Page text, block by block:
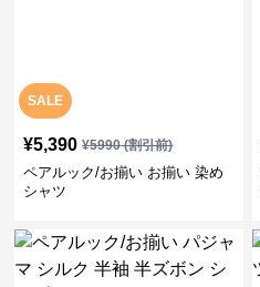
SALE
¥5,390 ¥5990(割引前)
ペアルック/お揃い お揃い 染め
シャツ